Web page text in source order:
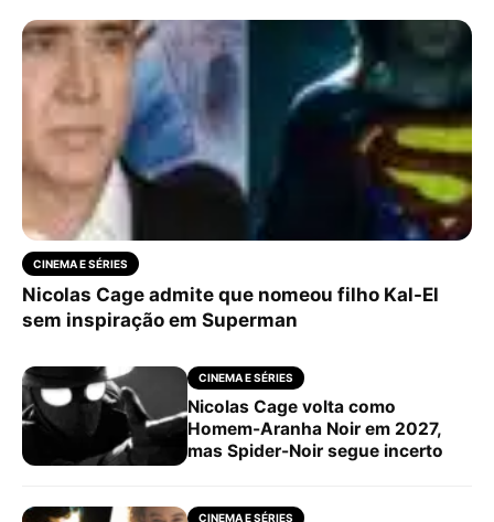
CINEMA E SÉRIES
Nicolas Cage admite que nomeou filho Kal-El
sem inspiração em Superman
CINEMA E SÉRIES
Nicolas Cage volta como
Homem-Aranha Noir em 2027,
mas Spider-Noir segue incerto
CINEMA E SÉRIES